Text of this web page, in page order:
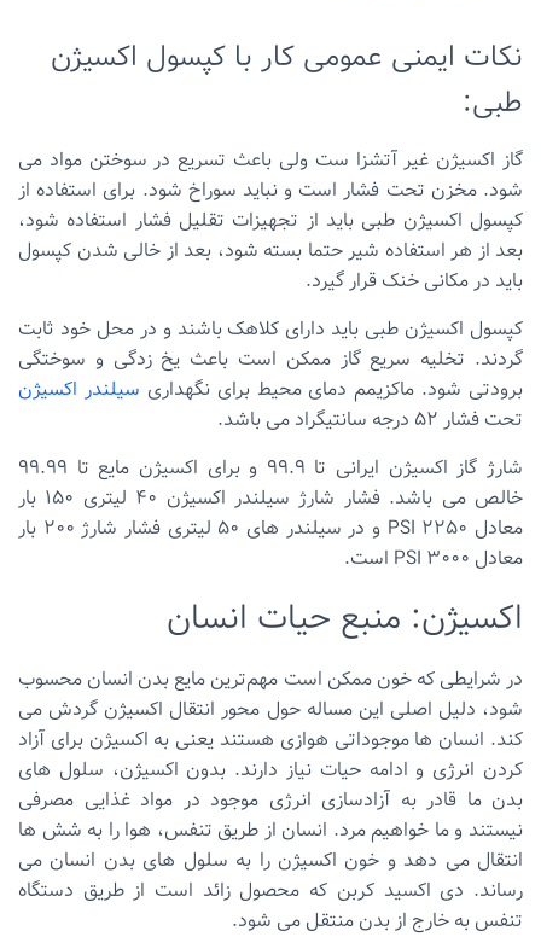
نکات ایمنی عمومی کار با کپسول اکسیژن
طبی:
گاز اکسیژن غیر آتشزا ست ولی باعث تسریع در سوختن مواد می
شود. مخزن تحت فشار است و نباید سوراخ شود. برای استفاده از
کپسول اکسیژن طبی باید از تجهیزات تقلیل فشار استفاده شود،
بعد از هر استفاده شیر حتما بسته شود، بعد از خالی شدن کپسول
باید در مکانی خنک قرار گیرد.
کپسول اکسیژن طبی باید دارای کلاهک باشند و در محل خود ثابت
گردند. تخلیه سریع گاز ممکن است باعث یخ زدگی و سوختگی
برودتی شود. ماکزیمم دمای محیط برای نگهداری سیلندر اکسیژن
تحت فشار 52 درجه سانتیگراد می باشد.
شارژ گاز اکسیژن ایرانی تا 99.9 و برای اکسیژن مایع تا 99.99
خالص می باشد. فشار شارژ سیلندر اکسیژن 40 لیتری 150 بار
معادل 2250 PSI و در سیلندر های 50 لیتری فشار شارژ 200 بار
معادل 3000 PSI است.
اکسیژن: منبع حیات انسان
در شرایطی که خون ممکن است مهم‌ترین مایع بدن انسان محسوب
شود، دلیل اصلی این مساله حول محور انتقال اکسیژن گردش می
کند. انسان ها موجوداتی هوازی هستند یعنی به اکسیژن برای آزاد
کردن انرژی و ادامه حیات نیاز دارند. بدون اکسیژن، سلول های
بدن ما قادر به آزادسازی انرژی موجود در مواد غذایی مصرفی
نیستند و ما خواهیم مرد. انسان از طریق تنفس، هوا را به شش ها
انتقال می دهد و خون اکسیژن را به سلول های بدن انسان می
رساند. دی اکسید کربن که محصول زائد است از طریق دستگاه
تنفس به خارج از بدن منتقل می شود.